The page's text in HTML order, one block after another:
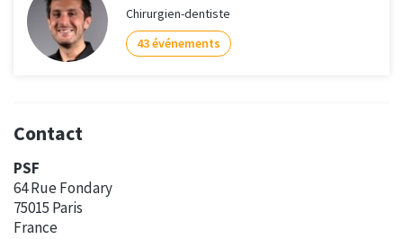
Chirurgien-dentiste
43 événements
Contact
PSF
64 Rue Fondary
75015 Paris
France